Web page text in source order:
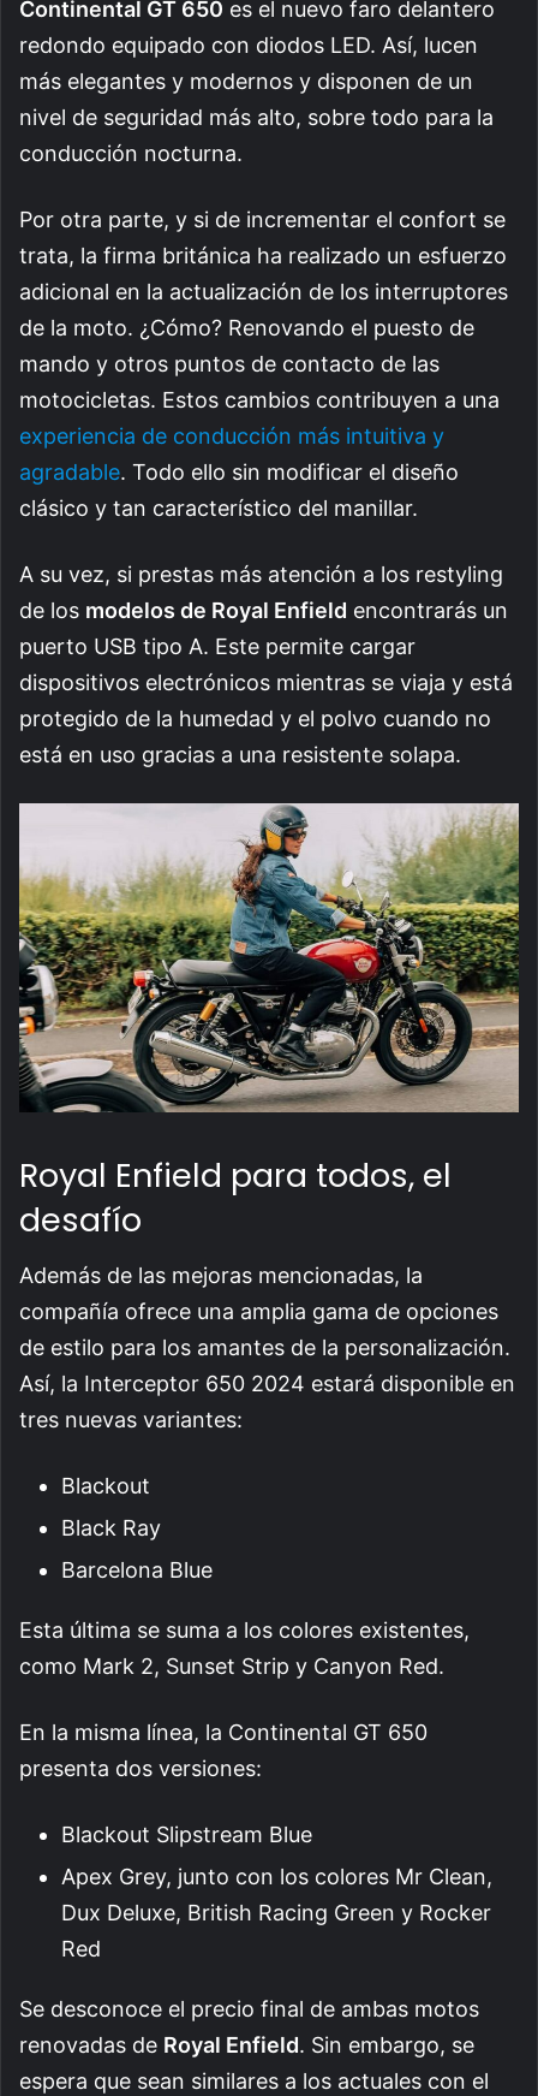
Continental GT 650 es el nuevo faro delantero
redondo equipado con diodos LED. Así, lucen
más elegantes y modernos y disponen de un
nivel de seguridad más alto, sobre todo para la
conducción nocturna.
Por otra parte, y si de incrementar el confort se
trata, la firma británica ha realizado un esfuerzo
adicional en la actualización de los interruptores
de la moto. ¿Cómo? Renovando el puesto de
mando y otros puntos de contacto de las
motocicletas. Estos cambios contribuyen a una
experiencia de conducción más intuitiva y
agradable. Todo ello sin modificar el diseño
clásico y tan característico del manillar.
A su vez, si prestas más atención a los restyling
de los modelos de Royal Enfield encontrarás un
puerto USB tipo A. Este permite cargar
dispositivos electrónicos mientras se viaja y está
protegido de la humedad y el polvo cuando no
está en uso gracias a una resistente solapa.
Royal Enfield para todos, el
desafío
Además de las mejoras mencionadas, la
compañía ofrece una amplia gama de opciones
de estilo para los amantes de la personalización.
Así, la Interceptor 650 2024 estará disponible en
tres nuevas variantes:
Blackout
Black Ray
Barcelona Blue
Esta última se suma a los colores existentes,
como Mark 2, Sunset Strip y Canyon Red.
En la misma línea, la Continental GT 650
presenta dos versiones:
Blackout Slipstream Blue
Apex Grey, junto con los colores Mr Clean,
Dux Deluxe, British Racing Green y Rocker
Red
Se desconoce el precio final de ambas motos
renovadas de Royal Enfield. Sin embargo, se
espera que sean similares a los actuales con el